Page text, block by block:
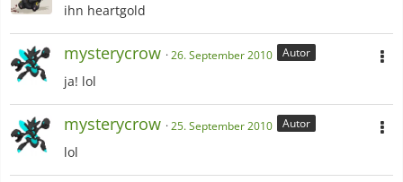
ihn heartgold
mysterycrow 26. September 2010 Autor
ja! lol
mysterycrow 25. September 2010 Autor
lol